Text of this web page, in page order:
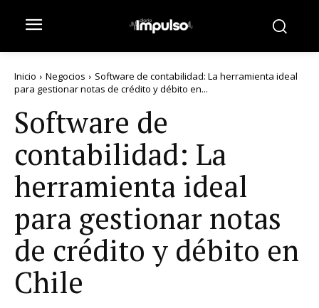
Inicio Negocios
Software de contabilidad: La herramienta ideal
para gestionar notas de crédito y débito en...
Software de
contabilidad: La
herramienta ideal
para gestionar notas
de crédito y débito en
Chile